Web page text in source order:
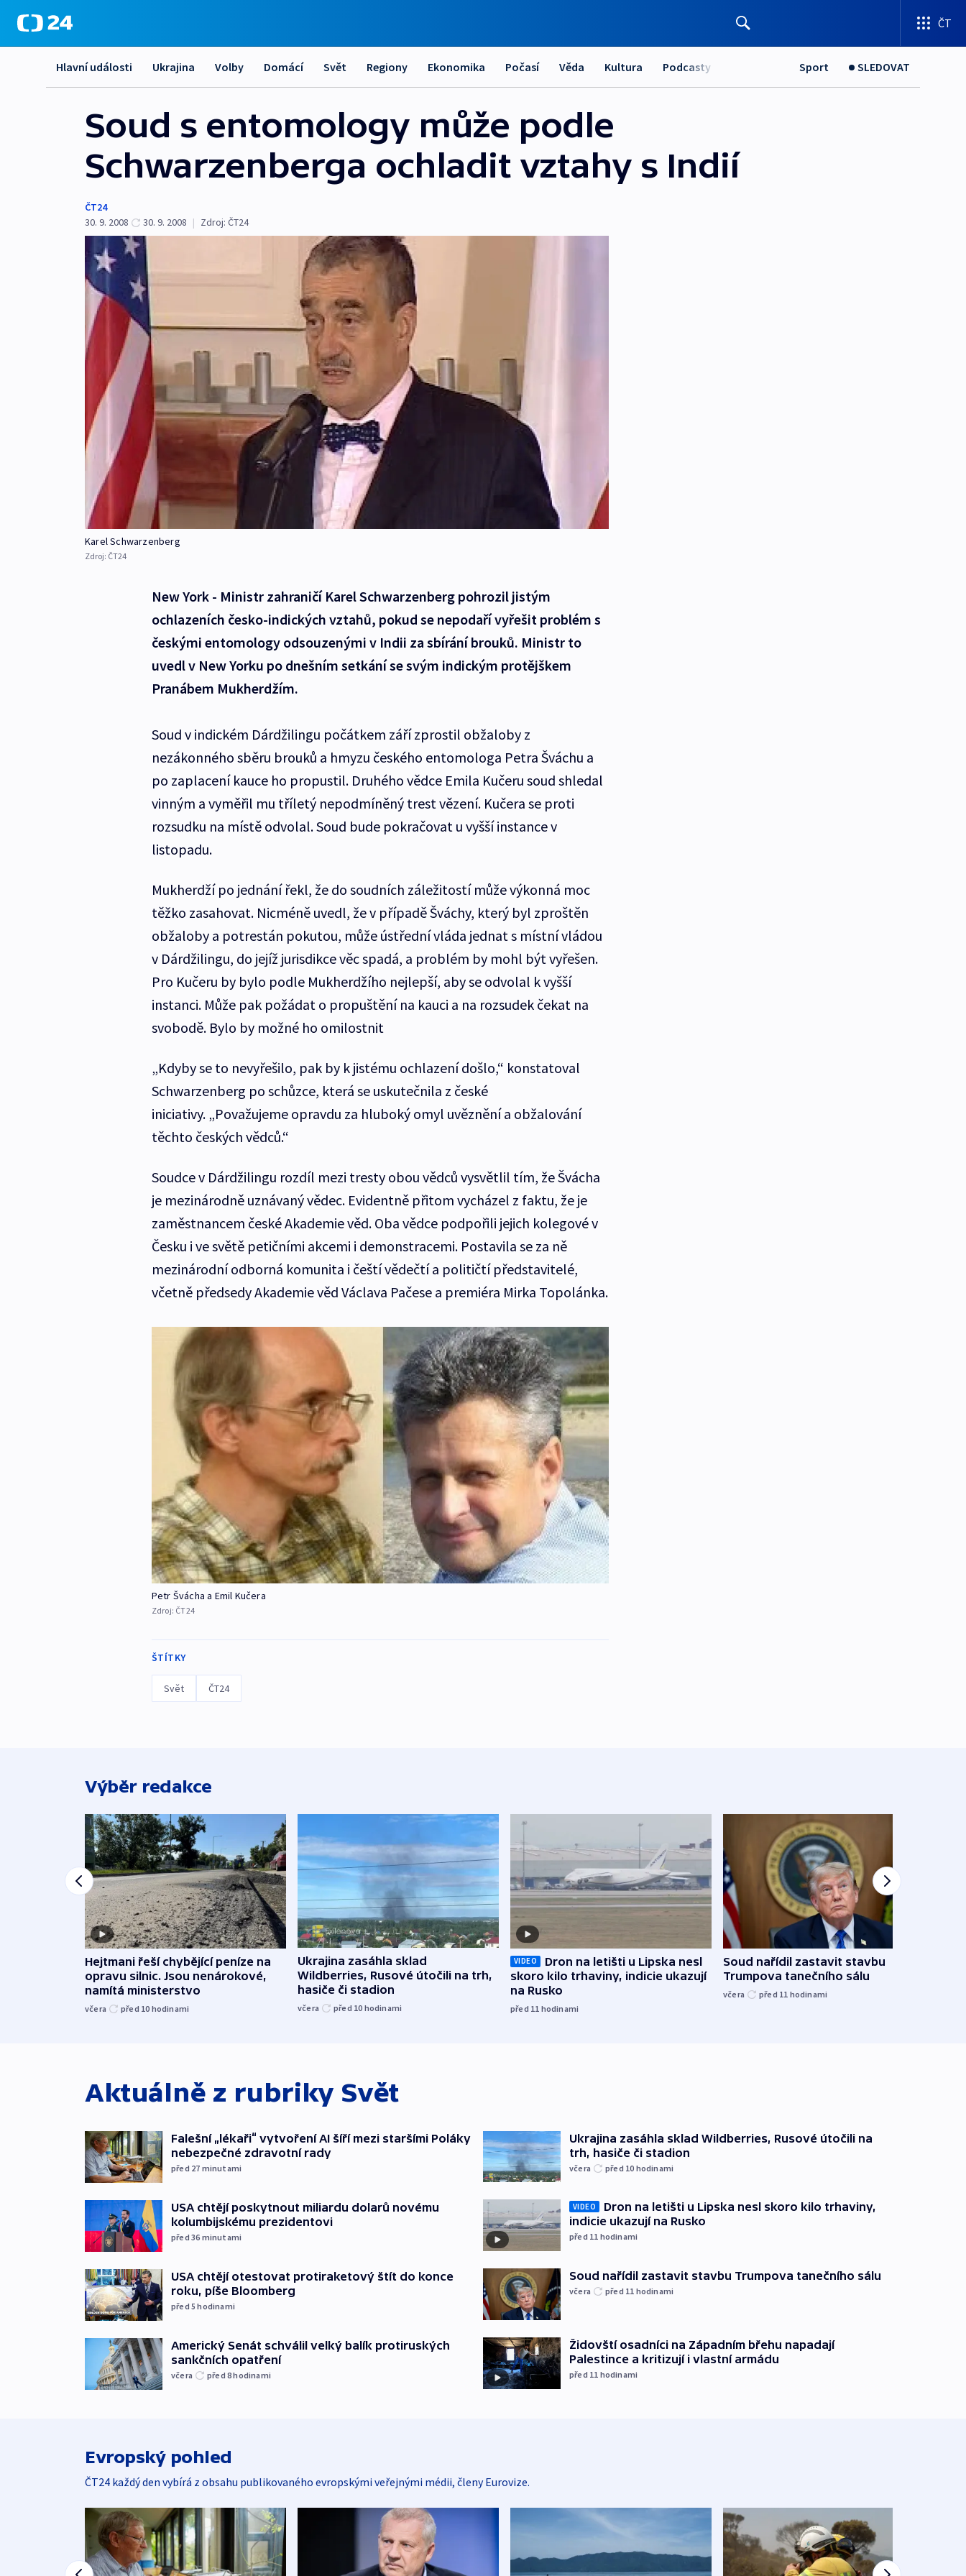
ČT
Hlavní události Ukrajina Volby Domácí Svět Regiony Ekonomika Počasí Věda Kultura Podcasty Sport SLEDOVAT
Soud s entomology může podle
Schwarzenberga ochladit vztahy s Indií
ČT24
30. 9. 2008
30. 9. 2008 | Zdroj: ČT24
Karel Schwarzenberg
Zdroj: ČT24
New York - Ministr zahraničí Karel Schwarzenberg pohrozil jistým
ochlazeních česko-indických vztahů, pokud se nepodaří vyřešit problém s
českými entomology odsouzenými v Indii za sbírání brouků. Ministr to
uvedl v New Yorku po dnešním setkání se svým indickým protějškem
Pranábem Mukherdžím.
Soud v indickém Dárdžilingu počátkem září zprostil obžaloby z
nezákonného sběru brouků a hmyzu českého entomologa Petra Šváchu a
po zaplacení kauce ho propustil. Druhého vědce Emila Kučeru soud shledal
vinným a vyměřil mu tříletý nepodmíněný trest vězení. Kučera se proti
rozsudku na místě odvolal. Soud bude pokračovat u vyšší instance v
listopadu.
Mukherdží po jednání řekl, že do soudních záležitostí může výkonná moc
těžko zasahovat. Nicméně uvedl, že v případě Šváchy, který byl zproštěn
obžaloby a potrestán pokutou, může ústřední vláda jednat s místní vládou
v Dárdžilingu, do jejíž jurisdikce věc spadá, a problém by mohl být vyřešen.
Pro Kučeru by bylo podle Mukherdžího nejlepší, aby se odvolal k vyšší
instanci. Může pak požádat o propuštění na kauci a na rozsudek čekat na
svobodě. Bylo by možné ho omilostnit
„Kdyby se to nevyřešilo, pak by k jistému ochlazení došlo,“ konstatoval
Schwarzenberg po schůzce, která se uskutečnila z české
iniciativy. „Považujeme opravdu za hluboký omyl uvěznění a obžalování
těchto českých vědců.“
Soudce v Dárdžilingu rozdíl mezi tresty obou vědců vysvětlil tím, že Švácha
je mezinárodně uznávaný vědec. Evidentně přitom vycházel z faktu, že je
zaměstnancem české Akademie věd. Oba vědce podpořili jejich kolegové v
Česku i ve světě petičními akcemi i demonstracemi. Postavila se za ně
mezinárodní odborná komunita i čeští vědečtí a političtí představitelé,
včetně předsedy Akademie věd Václava Pačese a premiéra Mirka Topolánka.
Petr Švácha a Emil Kučera
Zdroj: ČT24
ŠTÍTKY
Svět ČT24
Výběr redakce
Hejtmani řeší chybějící peníze na
opravu silnic. Jsou nenárokové,
namítá ministerstvo
včera před 10 hodinami
Ukrajina zasáhla sklad
Wildberries, Rusové útočili na trh,
hasiče či stadion
včera před 10 hodinami
VIDEO
Dron na letišti u Lipska nesl
skoro kilo trhaviny, indicie ukazují
na Rusko
před 11 hodinami
Soud nařídil zastavit stavbu
Trumpova tanečního sálu
včera před 11 hodinami
Aktuálně z rubriky Svět
Falešní „lékaři“ vytvoření AI šíří mezi staršími Poláky
nebezpečné zdravotní rady
před 27 minutami
USA chtějí poskytnout miliardu dolarů novému
kolumbijskému prezidentovi
před 36 minutami
USA chtějí otestovat protiraketový štít do konce
roku, píše Bloomberg
před 5hodinami
Americký Senát schválil velký balík protiruských
sankčních opatření
včera před 8hodinami
Ukrajina zasáhla sklad Wildberries, Rusové útočili na
trh, hasiče či stadion
včera před 10 hodinami
VIDEO
Dron na letišti u Lipska nesl skoro kilo trhaviny,
indicie ukazují na Rusko
před 11 hodinami
Soud nařídil zastavit stavbu Trumpova tanečního sálu
včera před 11 hodinami
Židovští osadníci na Západním břehu napadají
Palestince a kritizují i vlastní armádu
před 11 hodinami
Evropský pohled
ČT24 každý den vybírá z obsahu publikovaného evropskými veřejnými médii, členy Eurovize.